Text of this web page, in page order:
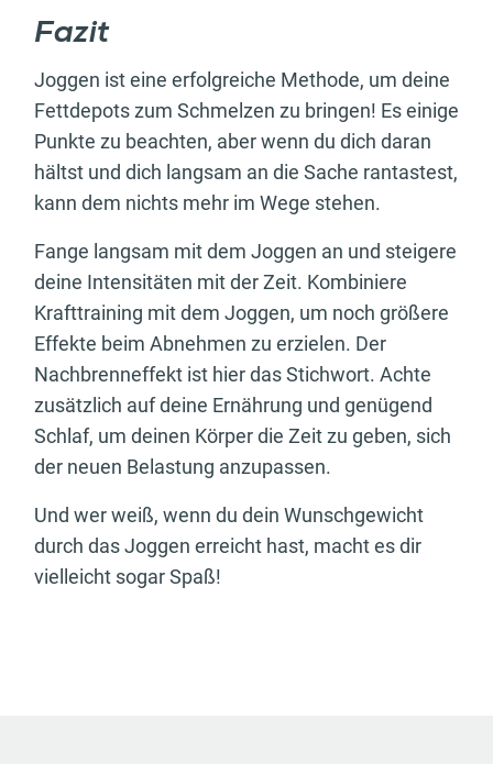
Fazit
Joggen ist eine erfolgreiche Methode, um deine
Fettdepots zum Schmelzen zu bringen! Es einige
Punkte zu beachten, aber wenn du dich daran
hältst und dich langsam an die Sache rantastest,
kann dem nichts mehr im Wege stehen.
Fange langsam mit dem Joggen an und steigere
deine Intensitäten mit der Zeit. Kombiniere
Krafttraining mit dem Joggen, um noch größere
Effekte beim Abnehmen zu erzielen. Der
Nachbrenneffekt ist hier das Stichwort. Achte
zusätzlich auf deine Ernährung und genügend
Schlaf, um deinen Körper die Zeit zu geben, sich
der neuen Belastung anzupassen.
Und wer weiß, wenn du dein Wunschgewicht
durch das Joggen erreicht hast, macht es dir
vielleicht sogar Spaß!